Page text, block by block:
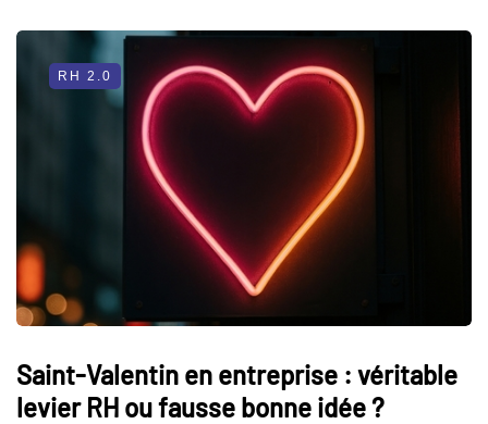
RH 2.0
Saint-Valentin en entreprise : véritable
levier RH ou fausse bonne idée ?